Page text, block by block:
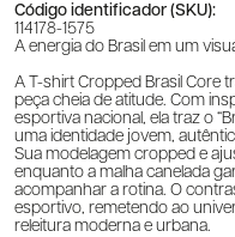
Código identificador (SKU):
114178-1575
A energia do Brasil em um
A T-shirt Cropped Brasil Core
peça cheia de atitude. Com
esportiva nacional, ela traz o
uma identidade jovem,
Sua modelagem cropped e
enquanto a malha canelada
acompanhar a rotina. O
esportivo, remetendo ao
releitura moderna e urbana.